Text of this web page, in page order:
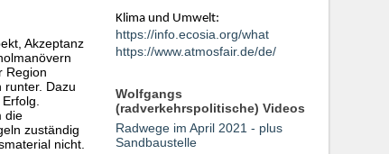
Akzeptanz
Region
runter. Dazu
die
zuständig
nicht.
Klima und Umwelt:
https://info.ecosia.org/what
https://www.atmosfair.de/de/
Wolfgangs
(radverkehrspolitische) Videos
Radwege im April 2021 - plus
Sandbaustelle